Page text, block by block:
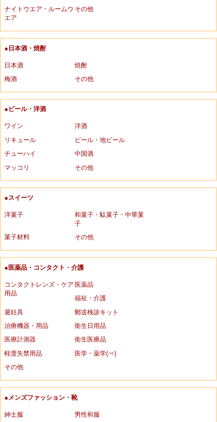
ナイトウエア・ルームウ
エア
その他
●日本酒・焼酎
日本酒
焼酎
梅酒
その他
●ビール・洋酒
ワイン
洋酒
リキュール
ビール・地ビール
チューハイ
中国酒
マッコリ
その他
●スイーツ
洋菓子
和菓子・駄菓子・中華菓
子
菓子材料
その他
●医薬品・コンタクト・介護
コンタクトレンズ・ケア
用品
医薬品
福祉・介護
避妊具
郵送検診キット
治療機器・用品
衛生日用品
医療計測器
衛生医療品
軽度失禁用品
医学・薬学(⇒)
その他
●メンズファッション・靴
紳士服
男性和服